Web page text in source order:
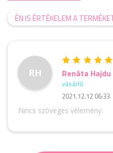
ÉN IS ÉRTÉKELEM A
RH Renáta Hajdu
vásárló
2021.12.12 06:33
Nincs szöveges vélemény.